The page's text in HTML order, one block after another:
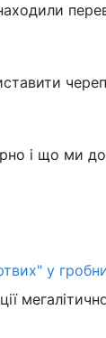
і що ми
у